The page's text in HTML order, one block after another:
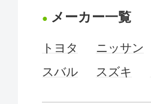
メーカー一覧
トヨタ ニッサン
スバル
スズキ